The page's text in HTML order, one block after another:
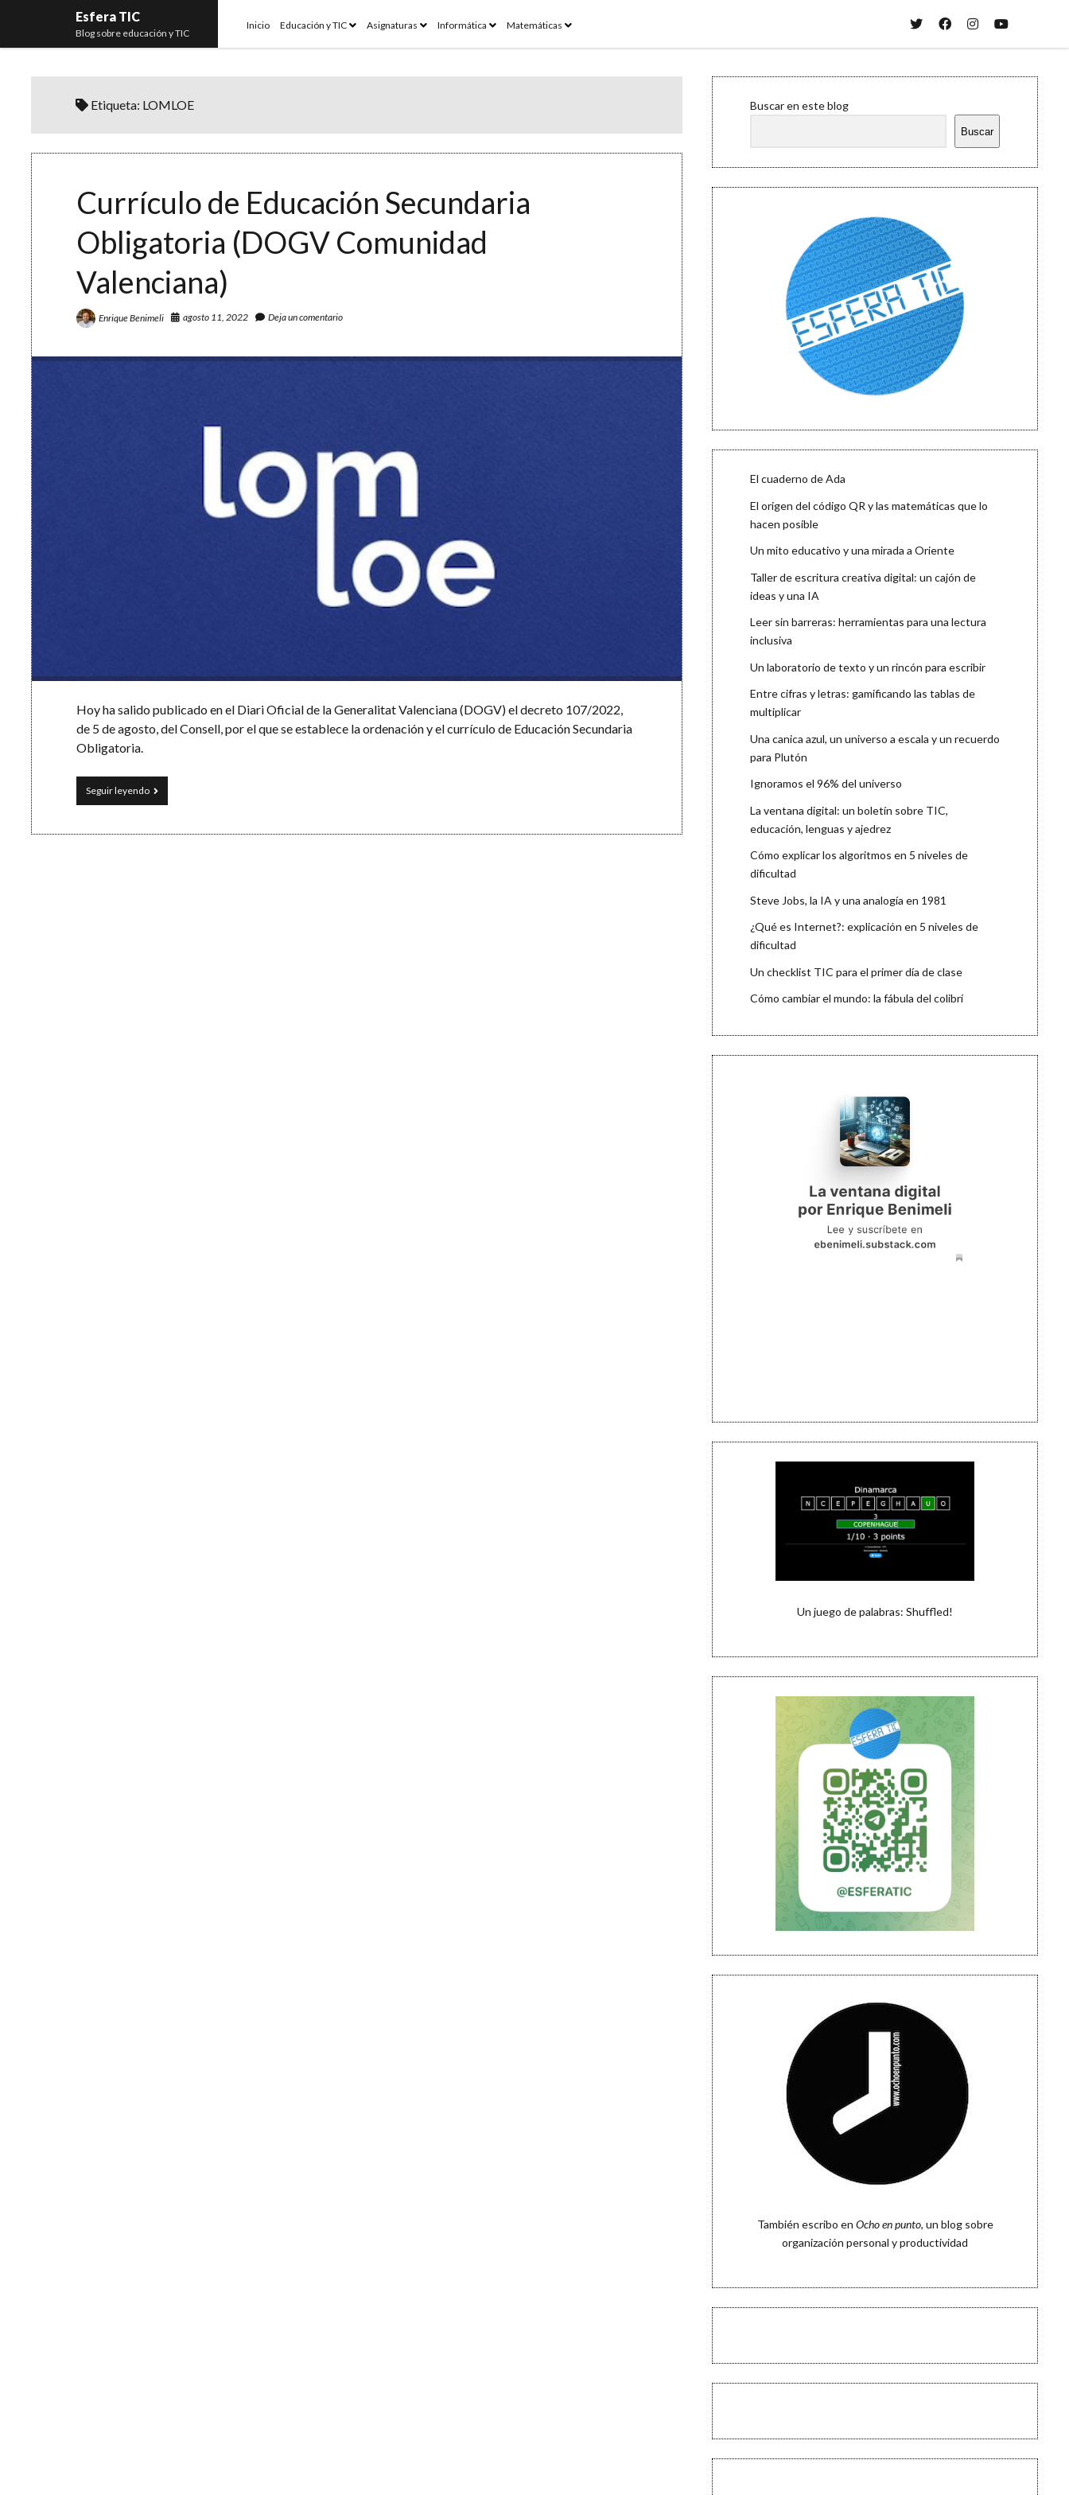
Esfera TIC
Blog sobre educación y TIC
Inicio Educación y TIC openAsignaturas openInformática openMatemáticas open
twitterfacebook
instagramyoutube
Etiqueta: LOMLOE
Currículo de Educación Secundaria
Obligatoria (DOGV Comunidad
Valenciana)
Enrique Benimeli agosto 11, 2022 Deja un comentario
Hoy ha salido publicado en el Diari Oficial de la Generalitat Valenciana (DOGV) el decreto 107/2022,
de 5 de agosto, del Consell, por el que se establece la ordenación y el currículo de Educación Secundaria
Obligatoria.
Seguir leyendoCurrículo
de
Secundaria
Sidebar
Buscar en este blog
Buscar
El cuaderno de Ada
El origen del código QR y las matemáticas que lo
hacen posible
Un mito educativo y una mirada a Oriente
Taller de escritura creativa digital: un cajón de
ideas y una IA
Leer sin barreras: herramientas para una lectura
inclusiva
Un laboratorio de texto y un rincón para escribir
Entre cifras y letras: gamificando las tablas de
multiplicar
Una canica azul, un universo a escala y un recuerdo
para Plutón
Ignoramos el 96% del universo
La ventana digital: un boletín sobre TIC,
educación, lenguas y ajedrez
Cómo explicar los algoritmos en 5 niveles de
dificultad
Steve Jobs, la IA y una analogía en 1981
¿Qué es Internet?: explicación en 5 niveles de
dificultad
Un checklist TIC para el primer día de clase
Cómo cambiar el mundo: la fábula del colibrí
Un juego de palabras: Shuffled!
También escribo en Ocho en punto, un blog sobre
organización personal y productividad